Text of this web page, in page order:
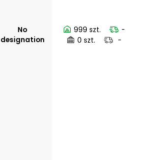
No
designation
999 szt.
-
0 szt.
-